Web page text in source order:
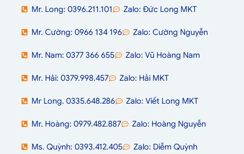
Mr. Long: 0396.211.101 Zalo: Đức Long MKT
Mr. Cường: 0966 134 196 Zalo: Cường Nguyễn
Mr. Nam: 0377 366 655 Zalo: Vũ Hoàng Nam
Mr. Hải: 0379.998.457 Zalo: Hải MKT
Mr Long. 0335.648.286 Zalo: Viết Long MKT
Mr. Hoàng: 0979.482.887 Zalo: Hoàng Nguyễn
Ms. Quỳnh: 0393.412.405 Zalo: Diễm Quỳnh